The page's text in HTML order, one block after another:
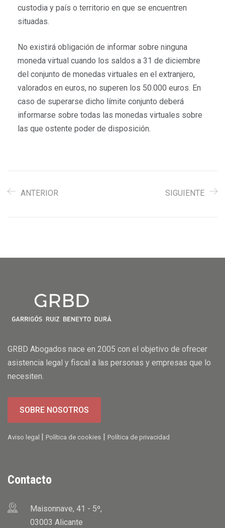
custodia y país o territorio en que se encuentren
situadas.
No existirá obligación de informar sobre ninguna
moneda virtual cuando los saldos a 31 de diciembre
del conjunto de monedas virtuales en el extranjero,
valorados en euros, no superen los 50.000 euros. En
caso de superarse dicho límite conjunto deberá
informarse sobre todas las monedas virtuales sobre
las que ostente poder de disposición.
ANTERIOR SIGUIENTE
GRBD Abogados nace en 2005 con el objetivo de ofrecer
asistencia legal y fiscal a las personas y empresas que lo
necesiten.
SOBRE NOSOTROS
Aviso legal Política de cookies Política de privacidad
Contacto
Maisonnave, 41 - 5º,
03003 Alicante